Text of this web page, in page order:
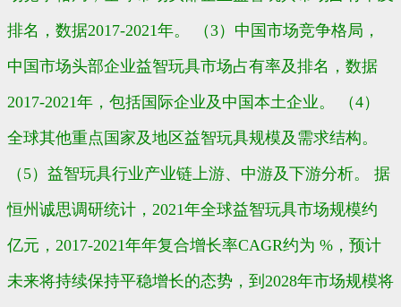
排名，数据2017-2021年。 （3）中国市场竞争格局，
中国市场头部企业益智玩具市场占有率及排名，数据
2017-2021年，包括国际企业及中国本土企业。 （4）
全球其他重点国家及地区益智玩具规模及需求结构。
（5）益智玩具行业产业链上游、中游及下游分析。 据
恒州诚思调研统计，2021年全球益智玩具市场规模约
亿元，2017-2021年年复合增长率CAGR约为 %，预计
未来将持续保持平稳增长的态势，到2028年市场规模将